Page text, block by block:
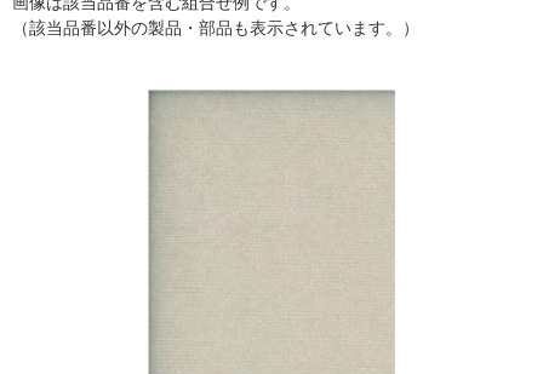
（該当品番以外の製品・部品も表示されています。）